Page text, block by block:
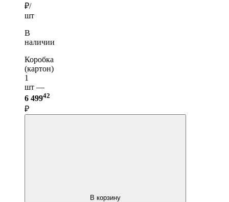
₽/
шт
В
наличии
Коробка
(картон)
1
шт —
6 49942
₽
В корзину